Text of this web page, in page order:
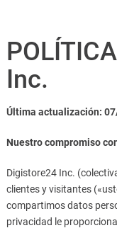
Inc.
Última actualización:
Nuestro compromiso
Digistore24 Inc.
clientes y visitantes
compartimos datos
privacidad le